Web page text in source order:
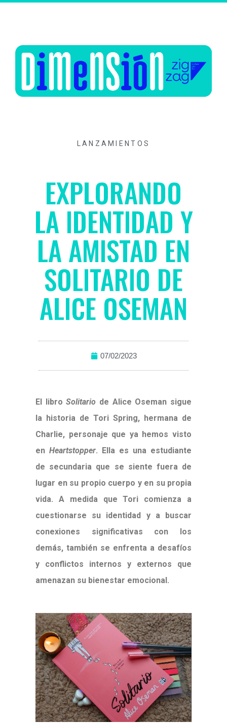
LANZAMIENTOS
EXPLORANDO
LA IDENTIDAD Y
LA AMISTAD EN
SOLITARIO DE
ALICE OSEMAN
07/02/2023
El libroSolitario de Alice Oseman sigue
la historia de Tori Spring, hermana de
Charlie, personaje que ya hemos visto
en Heartstopper. Ella es una estudiante
de secundaria que se siente fuera de
lugar en su propio cuerpo y en su propia
vida. A medida que Tori comienza a
cuestionarse su identidad y a buscar
conexiones significativas con los
demás, también se enfrenta a desafíos
y conflictos internos y externos que
amenazan su bienestar emocional.